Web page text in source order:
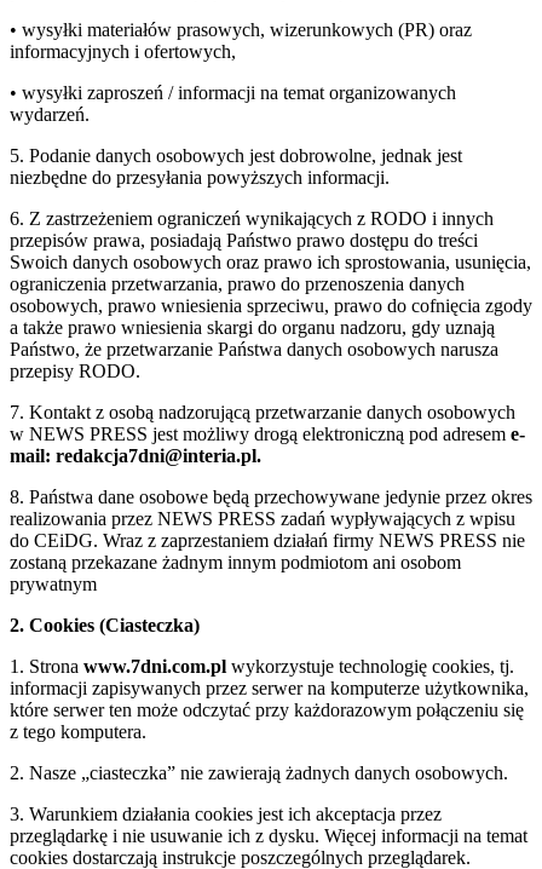
• wysyłki materiałów prasowych, wizerunkowych (PR) oraz
informacyjnych i ofertowych,
• wysyłki zaproszeń / informacji na temat organizowanych
wydarzeń.
5. Podanie danych osobowych jest dobrowolne, jednak jest
niezbędne do przesyłania powyższych informacji.
6. Z zastrzeżeniem ograniczeń wynikających z RODO i innych
przepisów prawa, posiadają Państwo prawo dostępu do treści
Swoich danych osobowych oraz prawo ich sprostowania, usunięcia,
ograniczenia przetwarzania, prawo do przenoszenia danych
osobowych, prawo wniesienia sprzeciwu, prawo do cofnięcia zgody
a także prawo wniesienia skargi do organu nadzoru, gdy uznają
Państwo, że przetwarzanie Państwa danych osobowych narusza
przepisy RODO.
7. Kontakt z osobą nadzorującą przetwarzanie danych osobowych
w NEWS PRESS jest możliwy drogą elektroniczną pod adresem e-
mail: redakcja7dni@interia.pl.
8. Państwa dane osobowe będą przechowywane jedynie przez okres
realizowania przez NEWS PRESS zadań wypływających z wpisu
do CEiDG. Wraz z zaprzestaniem działań firmy NEWS PRESS nie
zostaną przekazane żadnym innym podmiotom ani osobom
prywatnym
2. Cookies (Ciasteczka)
1. Strona www.7dni.com.pl wykorzystuje technologię cookies, tj.
informacji zapisywanych przez serwer na komputerze użytkownika,
które serwer ten może odczytać przy każdorazowym połączeniu się
z tego komputera.
2. Nasze „ciasteczka” nie zawierają żadnych danych osobowych.
3. Warunkiem działania cookies jest ich akceptacja przez
przeglądarkę i nie usuwanie ich z dysku. Więcej informacji na temat
cookies dostarczają instrukcje poszczególnych przeglądarek.